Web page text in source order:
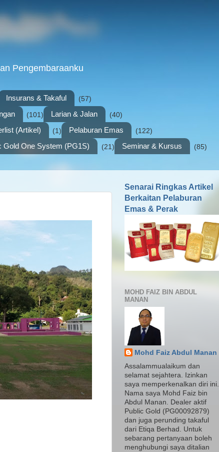
Pengembaraanku
Insurans & Takaful (57)
(101) Larian & Jalan (40)
(Artikel) (1) Pelaburan Emas (122)
Gold One System (PG1S) (21) Seminar & Kursus (85)
Senarai Ringkas Artikel
Berkaitan Pelaburan
Emas & Perak
MOHD FAIZ BIN ABDUL
MANAN
Mohd Faiz Abdul Manan
Assalammualaikum dan
selamat sejahtera. Izinkan
saya memperkenalkan diri ini.
Nama saya Mohd Faiz bin
Abdul Manan. Dealer aktif
Public Gold (PG00092879)
dan juga perunding takaful
dari Etiqa Berhad. Untuk
sebarang pertanyaan boleh
menghubungi saya ditalian